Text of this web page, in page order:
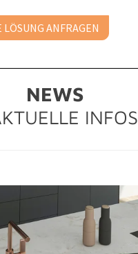
ANFRAGEN
NEWS
INFOS